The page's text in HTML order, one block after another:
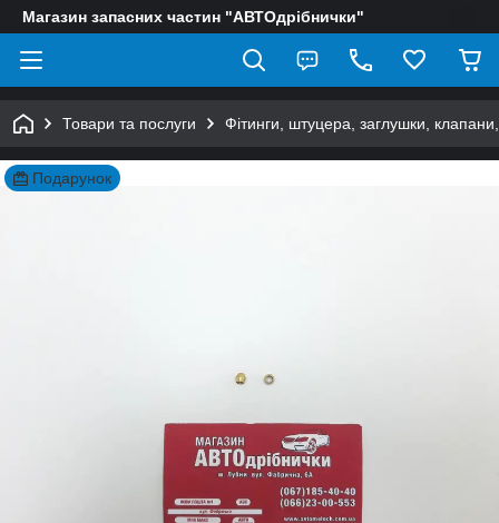
Магазин запасних частин "АВТОдрібнички"
Товари та послуги Фітинги, штуцера, заглушки,
Подарунок